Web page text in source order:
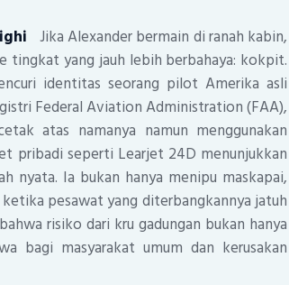
Jika Alexander bermain di ranah kabin,
tingkat yang jauh lebih berbahaya: kokpit.
identitas seorang pilot Amerika asli
Federal Aviation Administration (FAA),
atas namanya namun menggunakan
pribadi seperti Learjet 24D menunjukkan
nyata. Ia bukan hanya menipu maskapai,
pesawat yang diterbangkannya jatuh
risiko dari kru gadungan bukan hanya
bagi masyarakat umum dan kerusakan